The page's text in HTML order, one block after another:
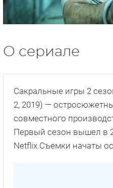
О сериале
Сакральные игры 2
2, 2019) —
совместного
Первый сезон вышел в
Netflix.Съемки начаты